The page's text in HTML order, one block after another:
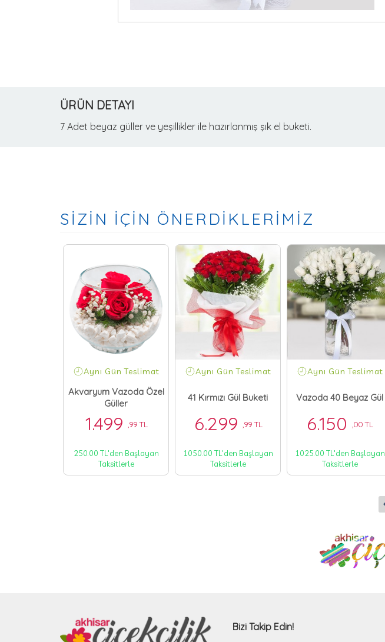
ÜRÜN DETAYI
7 Adet beyaz güller ve yeşillikler ile hazırlanmış şık el buketi.
SİZİN İÇİN ÖNERDİKLERİMİZ
Aynı Gün Teslimat
Akvaryum Vazoda Özel
Güller
1.499 ,99 TL
250.00 TL'den Başlayan
Taksitlerle
Aynı Gün Teslimat
41 Kırmızı Gül Buketi
6.299 ,99 TL
1050.00 TL'den Başlayan
Taksitlerle
Aynı Gün Teslimat
Vazoda 40 Beyaz Gül
6.150 ,00 TL
1025.00 TL'den Başlayan
Taksitlerle
Bizi Takip Edin!